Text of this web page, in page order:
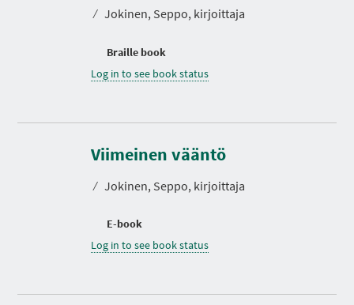
⁄ Jokinen, Seppo, kirjoittaja
Braille book
Log in to see book status
Viimeinen vääntö
⁄ Jokinen, Seppo, kirjoittaja
E-book
Log in to see book status
D